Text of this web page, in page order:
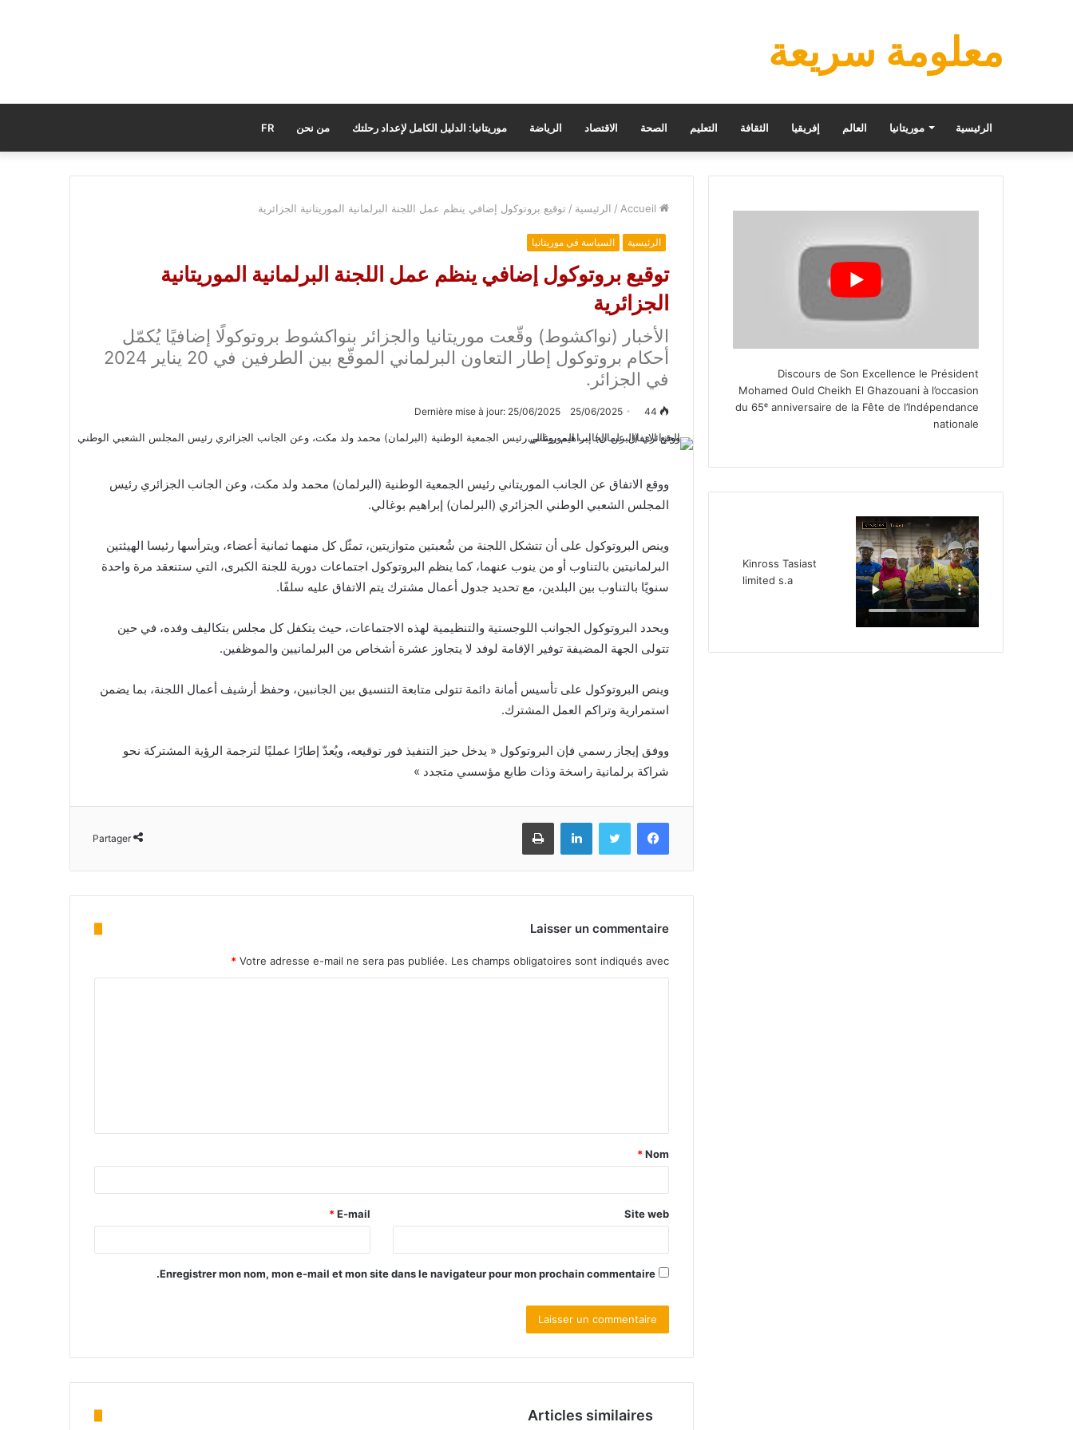
معلومة سريعة
FR من نحن موريتانيا: الدليل الكامل لإعداد رحلتك الرياضة الاقتصاد الصحة التعليم الثقافة إفريقيا العالم موريتانيا الرئيسية
/ الرئيسية / توقيع بروتوكول إضافي ينظم عمل اللجنة البرلمانية الموريتانية الجزائرية
الرئيسية السياسة في موريتانيا
توقيع بروتوكول إضافي ينظم عمل اللجنة البرلمانية الموريتانية
الجزائرية
الأخبار (نواكشوط) وقّعت موريتانيا والجزائر بنواكشوط بروتوكولًا إضافيًا يُكمّل
أحكام بروتوكول إطار التعاون البرلماني الموقّع بين الطرفين في 20 يناير 2024
في الجزائر.
25/06/2025
Dernière mise à jour: 25/06/2025
ووقع الاتفاق عن الجانب الموريتاني رئيس الجمعية الوطنية (البرلمان) محمد ولد مكت، وعن الجانب الجزائري رئيس
المجلس الشعبي الوطني الجزائري (البرلمان) إبراهيم بوغالي.
وينص البروتوكول على أن تتشكل اللجنة من شُعبتين متوازيتين، تمثّل كل منهما ثمانية أعضاء، ويترأسها رئيسا الهيئتين
البرلمانيتين بالتناوب أو من ينوب عنهما، كما ينظم البروتوكول اجتماعات دورية للجنة الكبرى، التي ستنعقد مرة واحدة
سنويًا بالتناوب بين البلدين، مع تحديد جدول أعمال مشترك يتم الاتفاق عليه سلفًا.
ويحدد البروتوكول الجوانب اللوجستية والتنظيمية لهذه الاجتماعات، حيث يتكفل كل مجلس بتكاليف وفده، في حين
تتولى الجهة المضيفة توفير الإقامة لوفد لا يتجاوز عشرة أشخاص من البرلمانيين والموظفين.
وينص البروتوكول على تأسيس أمانة دائمة تتولى متابعة التنسيق بين الجانبين، وحفظ أرشيف أعمال اللجنة، بما يضمن
استمرارية وتراكم العمل المشترك.
ووفق إيجاز رسمي فإن البروتوكول « يدخل حيز التنفيذ فور توقيعه، ويُعدّ إطارًا عمليًا لترجمة الرؤية المشتركة نحو
شراكة برلمانية راسخة وذات طابع مؤسسي متجدد »
Partager
Facebook
Twitter
Linkedin
Imprimer
Laisser un commentaire
Votre adresse e-mail ne sera pas publiée. Les champs obligatoires sont indiqués avec
*
Nom
*
E-mail
* Site web
Enregistrer mon nom, mon e-mail et mon site dans le navigateur pour mon prochain commentaire.
Articles similaires
Discours de Son Excellence le Président
Mohamed Ould Cheikh El Ghazouani à l’occasion
du 65ᵉ anniversaire de la Fête de l’Indépendance
nationale
Kinross Tasiast
limited s.a